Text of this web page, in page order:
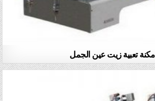
مكنة تعبية زيت عين الجمل